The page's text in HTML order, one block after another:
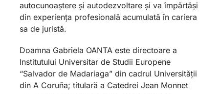
autocunoaștere și autodezvoltare și va împărtăși
din experiența profesională acumulată în cariera
sa de juristă.
Doamna Gabriela OANTA este directoare a
Institutului Universitar de Studii Europene
“Salvador de Madariaga” din cadrul Universității
din A Coruña; titulară a Catedrei Jean Monnet